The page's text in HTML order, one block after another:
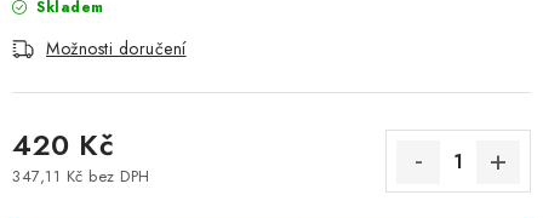
Skladem
Možnosti doručení
420 Kč
347,11 Kč bez DPH